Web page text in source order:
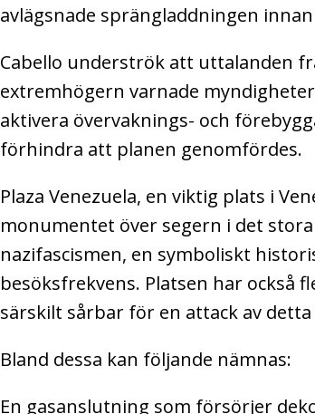
avlägsnade sprängladdningen
Cabello underströk att uttalanden
extremhögern varnade
aktivera övervaknings- och
förhindra att planen genomfördes.
Plaza Venezuela, en viktig plats i
monumentet över segern i det
nazifascismen, en symboliskt
besöksfrekvens. Platsen har också
särskilt sårbar för en attack av detta
Bland dessa kan följande nämnas:
En gasanslutning som försörjer